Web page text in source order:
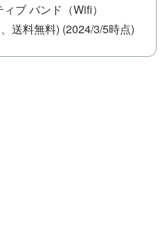
ブ バンド（Wifi）
送料無料) (2024/3/5時点)